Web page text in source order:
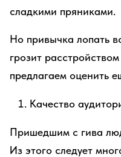
сладкими пряниками.
Но привычка лопать
грозит
предлагаем оценить
Качество
Пришедшим с гива
Из этого следует